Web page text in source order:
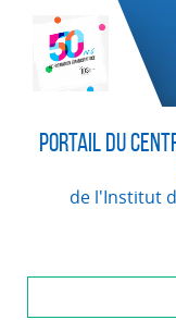
Portail du
de l'Institut